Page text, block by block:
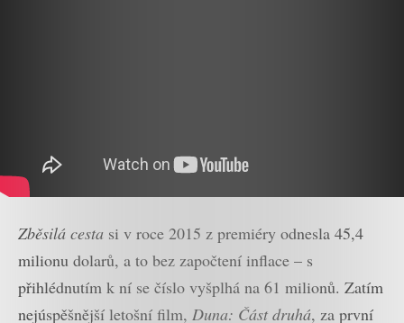
Zběsilá cesta si v roce 2015 z premiéry odnesla 45,4
milionu dolarů, a to bez započtení inflace – s
přihlédnutím k ní se číslo vyšplhá na 61 milionů. Zatím
nejúspěšnější letošní film, Duna: Část druhá, za první